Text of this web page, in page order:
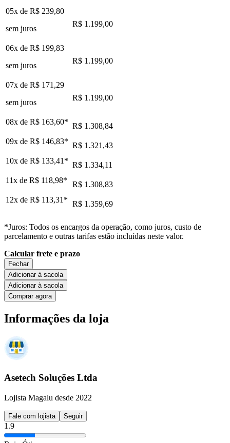
05x de R$ 239,80
sem juros
R$ 1.199,00
06x de R$ 199,83
sem juros
R$ 1.199,00
07x de R$ 171,29
sem juros
R$ 1.199,00
08x de R$ 163,60* R$ 1.308,84
09x de R$ 146,83* R$ 1.321,43
10x de R$ 133,41* R$ 1.334,11
11x de R$ 118,98*
R$ 1.308,83
12x de R$ 113,31* R$ 1.359,69
*Juros: Todos os encargos da operação, como juros, custo de
parcelamento e outras tarifas estão incluídas neste valor.
Calcular frete e prazo
Fechar
Adicionar à sacola
Adicionar à sacola
Comprar agora
Informações da loja
Asetech Soluções Ltda
Lojista Magalu desde 2022
Fale com lojista Seguir
1.9